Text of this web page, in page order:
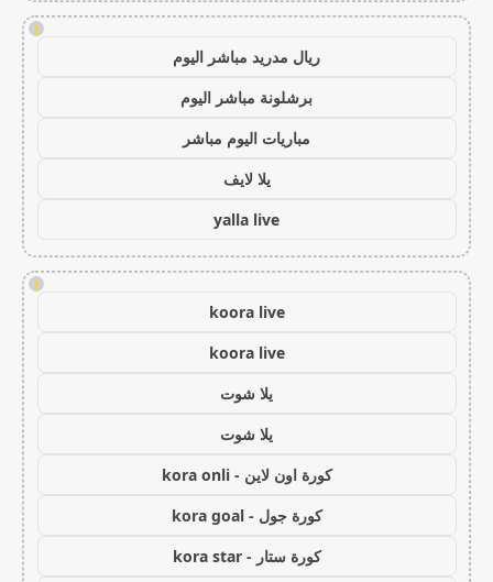
!
ريال مدريد مباشر اليوم
برشلونة مباشر اليوم
مباريات اليوم مباشر
يلا لايف
yalla live
!
koora live
koora live
يلا شوت
يلا شوت
كورة اون لاين - kora onli
كورة جول - kora goal
كورة ستار - kora star